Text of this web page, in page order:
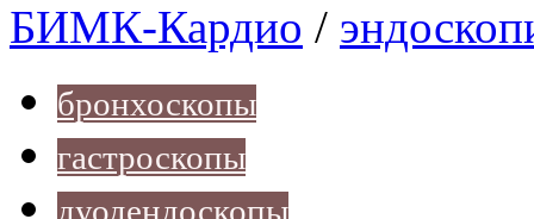
БИМК-Кардио /
бронхоскопы
гастроскопы
дуодендоскопы